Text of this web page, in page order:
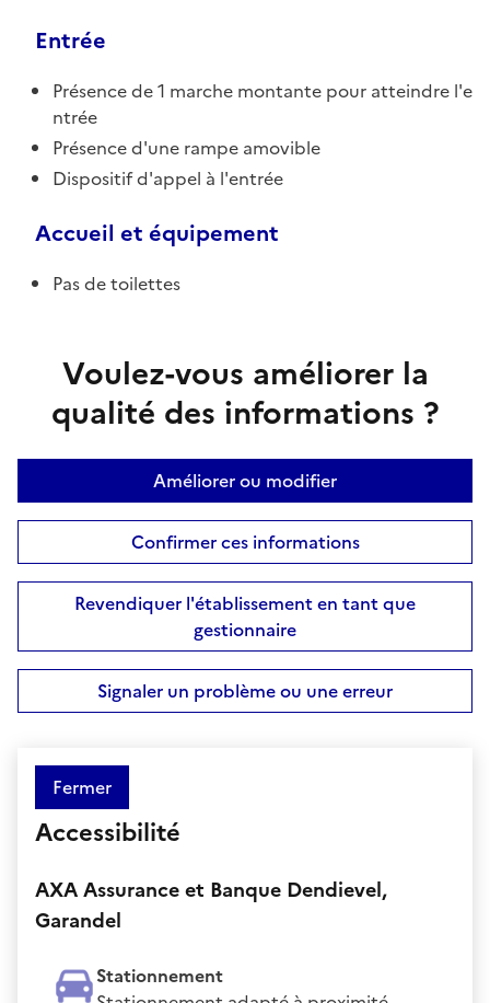
Entrée
Présence de 1 marche montante pour atteindre l'e
ntrée
Présence d'une rampe amovible
Dispositif d'appel à l'entrée
Accueil et équipement
Pas de toilettes
Voulez-vous améliorer la
qualité des informations ?
Améliorer ou modifier
Confirmer ces informations
Revendiquer l'établissement en tant que
gestionnaire
Signaler un problème ou une erreur
Fermer
Accessibilité
AXA Assurance et Banque Dendievel,
Garandel
Stationnement